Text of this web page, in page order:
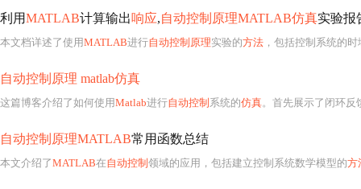
利用MATLAB计算输出响应,自动控制原理MATLAB仿真实验报
本文档详述了使用MATLAB进行自动控制原理实验的方法 ，包括控制系统的时域分析、根
自动控制原理 matlab仿真
这篇博客介绍了如何使用Matlab进行自动控制 系统的仿真。首先展示了闭环反
自动控制原理MATLAB常用函数总结
本文介绍了MATLAB在自动控制 领域的应用，包括建立控制系统数学模型的方